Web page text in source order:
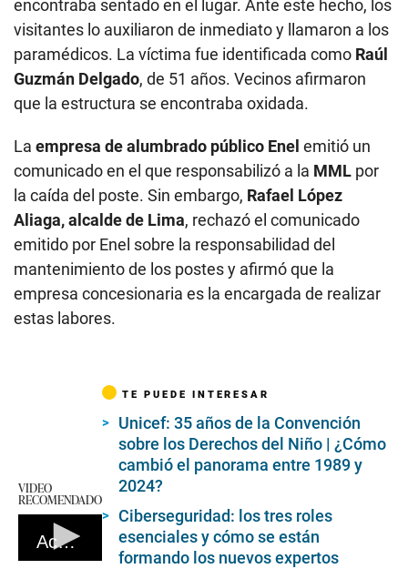
encontraba sentado en el lugar. Ante este hecho, los
visitantes lo auxiliaron de inmediato y llamaron a los
paramédicos. La víctima fue identificada como Raúl
Guzmán Delgado, de 51 años. Vecinos afirmaron
que la estructura se encontraba oxidada.
La empresa de alumbrado público Enel emitió un
comunicado en el que responsabilizó a la MML por
la caída del poste. Sin embargo, Rafael López
Aliaga, alcalde de Lima, rechazó el comunicado
emitido por Enel sobre la responsabilidad del
mantenimiento de los postes y afirmó que la
empresa concesionaria es la encargada de realizar
estas labores.
VIDEO
RECOMENDADO
Accidente de tránsito deja dos muertos en la carretera Costanera en Tacna. (Video: Canal N)
TE PUEDE INTERESAR
Unicef: 35 años de la Convención
sobre los Derechos del Niño | ¿Cómo
cambió el panorama entre 1989 y
2024?
Ciberseguridad: los tres roles
esenciales y cómo se están
formando los nuevos expertos